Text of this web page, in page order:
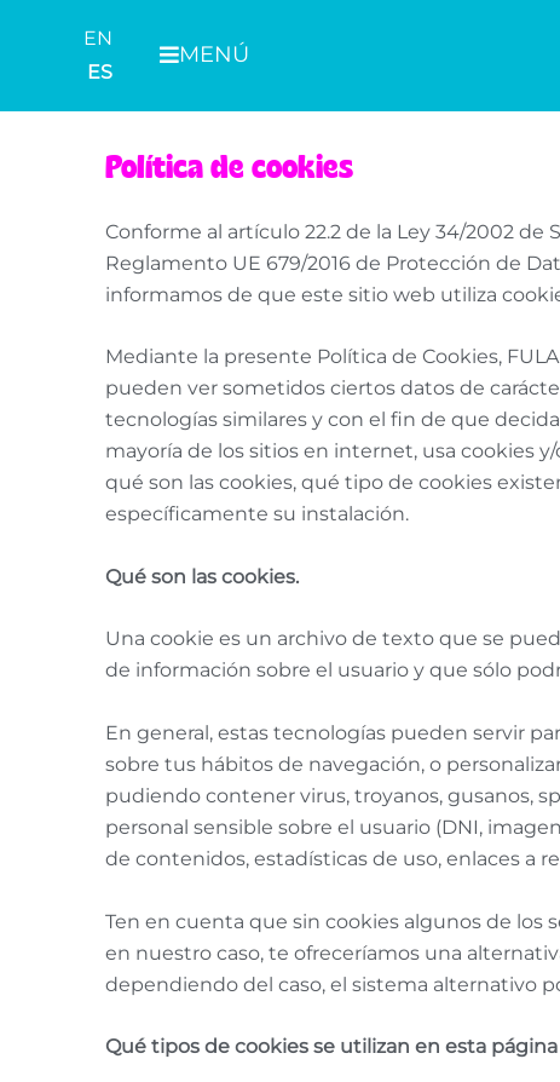
contenido
EN
ES
MENÚ
Política de cookies
Conforme al artículo 22.2 de la Ley 34/2002
Reglamento UE 679/2016 de Protección de
informamos de que este sitio web utiliza
Mediante la presente Política de Cookies,
pueden ver sometidos ciertos datos de
tecnologías similares y con el fin de que
mayoría de los sitios en internet, usa cookies
qué son las cookies, qué tipo de cookies
específicamente su instalación.
Qué son las cookies.
Una cookie es un archivo de texto que se
de información sobre el usuario y que sólo
En general, estas tecnologías pueden servir
sobre tus hábitos de navegación, o
pudiendo contener virus, troyanos, gusanos,
personal sensible sobre el usuario (DNI,
de contenidos, estadísticas de uso, enlaces a
Ten en cuenta que sin cookies algunos de
en nuestro caso, te ofreceríamos una
dependiendo del caso, el sistema alternativo
Qué tipos de cookies se utilizan en esta